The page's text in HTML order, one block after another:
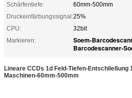
Schärfentiefe:
60mm-500mm
Druckeinfärbungssignal:25%
CPU:
32bit
Markieren:
Soem-
Barcodescanner-
Lineare CCDs 1d Feld-Tiefen-Entschließung
Maschinen-60mm-500mm